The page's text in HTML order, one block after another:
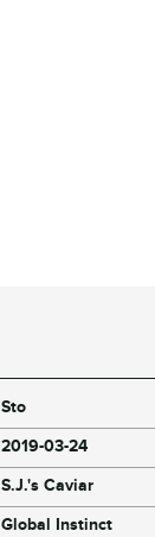
Sto
2019-03-24
S.J.'s Caviar
Global Instinct